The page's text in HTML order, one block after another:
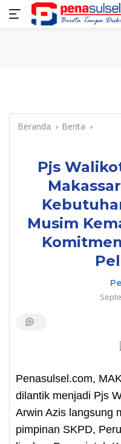
Langsung
Home Nasional
Beranda Berita
Pjs
Musim
Penasulsel.com,
dilantik menjadi Pjs
Arwin Azis langsung
pimpinan SKPD,